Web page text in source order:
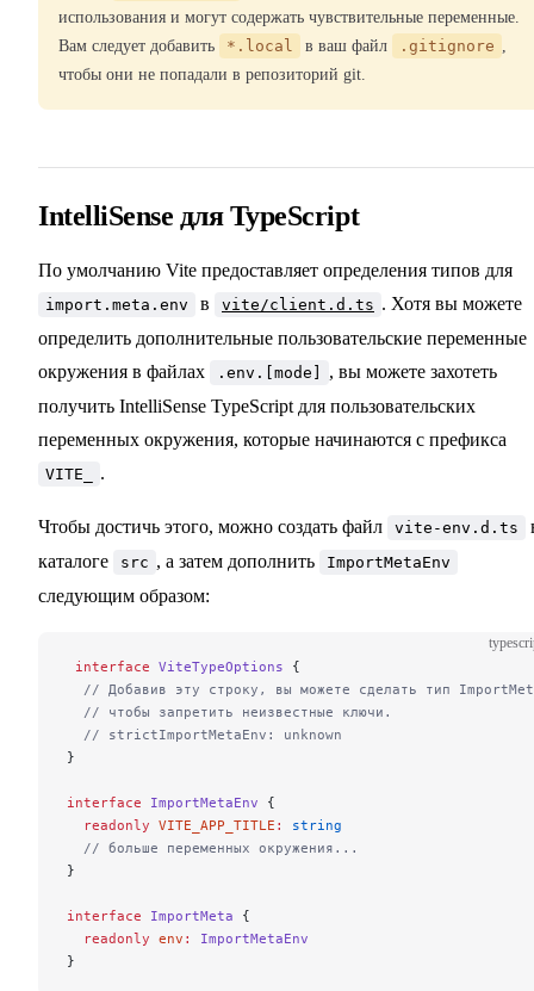
использования и могут содержать чувствительные переменные.
Вам следует добавить
*.local в ваш файл .gitignore ,
чтобы они не попадали в репозиторий git.
IntelliSense для TypeScript
По умолчанию Vite предоставляет определения типов для
import.meta.env в vite/client.d.ts . Хотя вы можете
определить дополнительные пользовательские переменные
окружения в файлах
.env.[mode]
, вы можете захотеть
получить IntelliSense TypeScript для пользовательских
переменных окружения, которые начинаются с префикса
VITE_ .
Чтобы достичь этого, можно создать файл vite-env.d.ts
каталоге
src , а затем дополнить ImportMetaEnv
следующим образом:
interface ViteTypeOptions {
// Добавив эту строку, вы можете сделать тип
  // чтобы запретить неизвестные ключи.
  // strictImportMetaEnv: unknown
}
interface ImportMetaEnv {
  readonly
VITE_APP_TITLE :
string
  // больше переменных окружения...
}
interface ImportMeta {
  readonly
env :
ImportMetaEnv
}